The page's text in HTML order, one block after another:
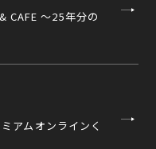
CAFE 〜25年分の
アムオンラインく